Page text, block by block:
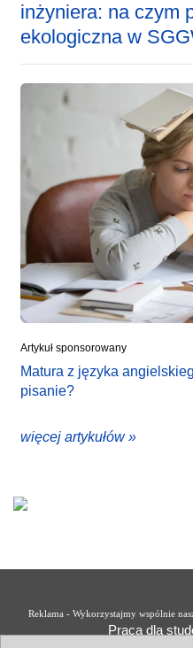
inżyniera: na czym
ekologiczna w
Artykuł sponsorowany
Matura z języka
pisanie?
więcej artykułów »
Reklama - Wykorzystajmy wspólnie
Praca dla